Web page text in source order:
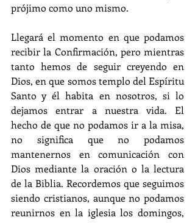
prójimo como uno mismo.
Llegará el momento en que podamos
recibir la Confirmación, pero mientras
tanto hemos de seguir creyendo en
Dios, en que somos templo del Espíritu
Santo y él habita en nosotros, si lo
dejamos entrar a nuestra vida. El
hecho de que no podamos ir a la misa,
no significa que no podamos
mantenernos en comunicación con
Dios mediante la oración o la lectura
de la Biblia. Recordemos que seguimos
siendo cristianos, aunque no podamos
reunirnos en la iglesia los domingos,